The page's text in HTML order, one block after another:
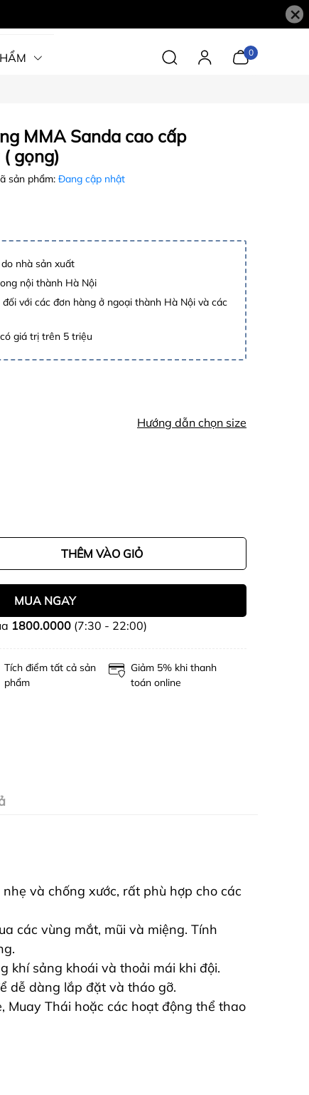
×
0
MMA Sanda cao cấp
( gọng)
sản phẩm: Đang cập nhật
nhà sản xuất
nội thành Hà Nội
với các đơn hàng ở ngoại thành Hà Nội và các
giá trị trên 5 triệu
Hướng dẫn chọn size
THÊM VÀO GIỎ
MUA NGAY
1800.0000(7:30 - 22:00)
Tích điểm tất cả sản
phẩm
Giảm 5% khi thanh
toán online
và chống xước, rất phù hợp cho các
các vùng mắt, mũi và miệng. Tính
khí sảng khoái và thoải mái khi đội.
dễ dàng lắp đặt và tháo gỡ.
Muay Thái hoặc các hoạt động thể thao